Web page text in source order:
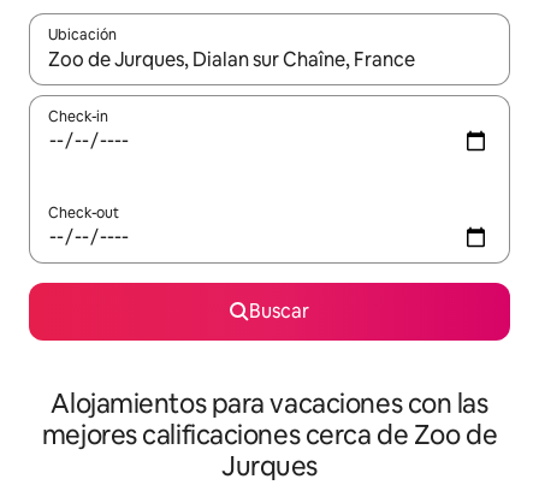
Ubicación
Cuando los resultados estén disponibles, navegá con las
Check-in
Check-out
Buscar
Alojamientos para vacaciones con las
mejores calificaciones cerca de Zoo de
Jurques